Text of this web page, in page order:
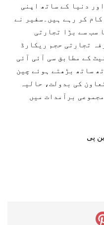
دنیا کے ساتھ اپنی
کر رہے ہیں۔سفیر نے
سب سے بڑا تجارتی
تجارتی حجم ریکارڈ
کے مطابق سی آئی آئی
ساتھ بڑھتے ہوئے چین
کی بدولت، حالیہ
برآمدات میں
پی